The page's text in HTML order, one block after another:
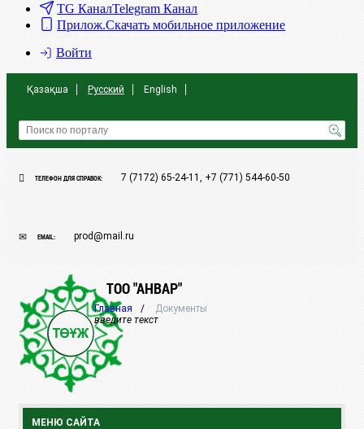
TG КаналTelegram Канал
Прилож.Скачать мобильное приложение
Войти
Қазақша Русский English
ТЕЛЕФОН ДЛЯ СПРАВОК: 7 (7172) 65-24-11, +7 (771) 544-60-50
EMAIL: prod@mail.ru
ТОО "АНВАР"
МЕНЮ САЙТА
Главная
Документы
введите текст